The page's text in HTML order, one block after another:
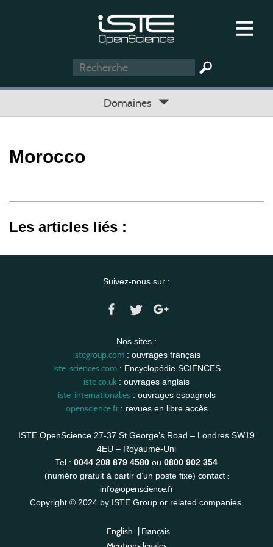
Domaines
Morocco
Les articles liés :
Suivez-nous sur :
Nos sites :
istegroup.com: ouvrages français
iste-sciences.com: Encyclopédie SCIENCES
iste.co.uk : ouvrages anglais
iste-international.es: ouvrages espagnols
openscience.fr: revues en libre accès
ISTE OpenScience 27-37 St George’s Road – Londres SW19
4EU – Royaume-Uni
Tel : 0044 208 879 4580 ou 0800 902 354
(numéro gratuit à partir d’un poste fixe) contact :
info@openscience.fr
Copyright © 2024 by ISTE Group or related companies.
English | Français